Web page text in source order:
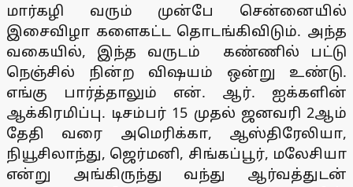
மார்கழி வரும் முன்பே சென்னையில்
இசைவிழா களைகட்ட தொடங்கிவிடும். அந்த
வகையில், இந்த வருடம் கண்ணில் பட்டு
நெஞ்சில் நின்ற விஷயம் ஒன்று உண்டு.
எங்கு பார்த்தாலும் என். ஆர். ஐக்களின்
ஆக்கிரமிப்பு. டிசம்பர் 15 முதல் ஜனவரி 2ஆம்
தேதி வரை அமெரிக்கா, ஆஸ்திரேலியா,
நியூசிலாந்து, ஜெர்மனி, சிங்கப்பூர், மலேசியா
என்று அங்கிருந்து வந்து ஆர்வத்துடன்